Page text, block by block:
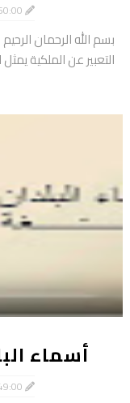
التعبير عن الملكية
أسماء